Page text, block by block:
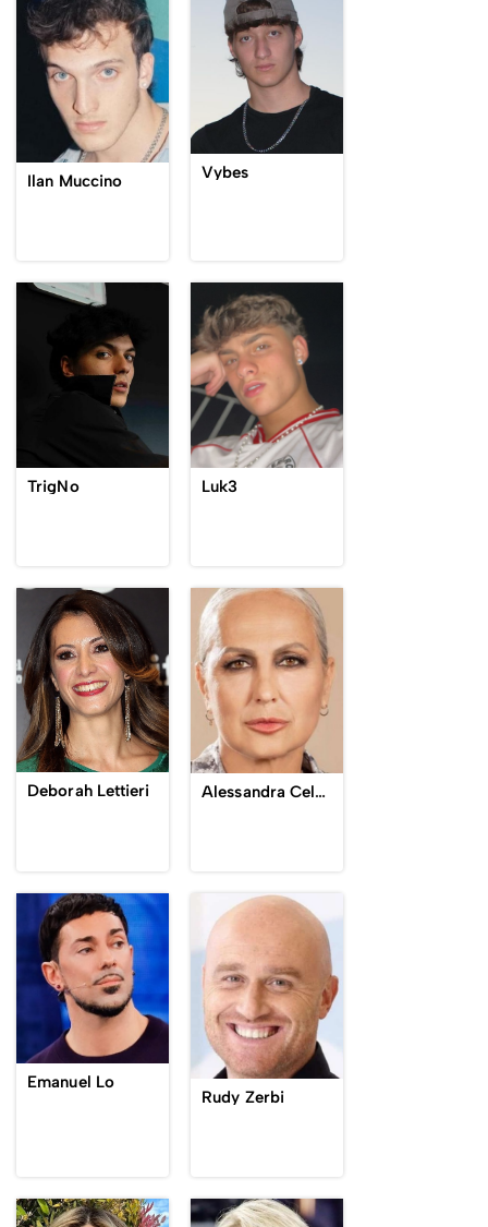
Ilan Muccino Vybes
TrigNo Luk3
Deborah Lettieri Alessandra Celentano
Emanuel Lo
Rudy Zerbi